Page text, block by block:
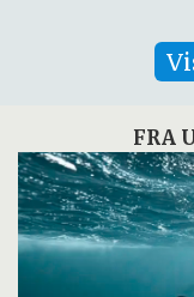
FRA